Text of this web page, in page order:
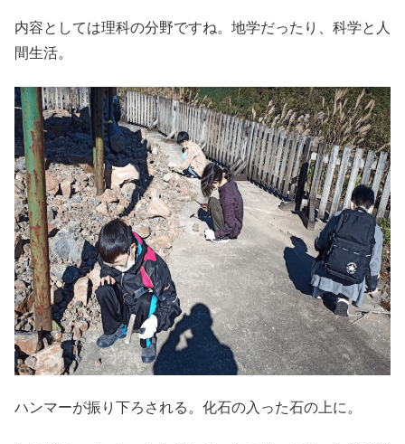
内容としては理科の分野ですね。地学だったり、科学と人
間生活。
ハンマーが振り下ろされる。化石の入った石の上に。